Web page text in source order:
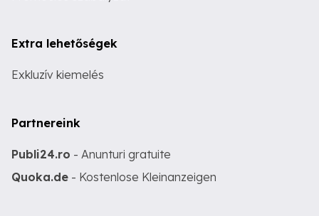
Extra lehetőségek
Exkluzív kiemelés
Partnereink
Publi24.ro - Anunturi gratuite
Quoka.de - Kostenlose Kleinanzeigen